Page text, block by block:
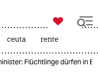

taz zahl ich
ceuta rente
Flüchtlinge dürfen in